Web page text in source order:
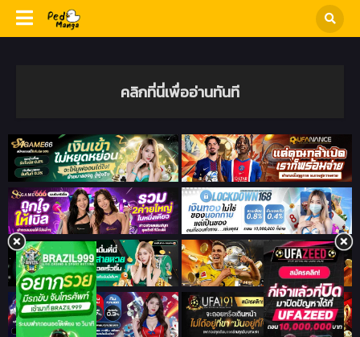
คลิกที่นี่เพื่ออ่านทันที